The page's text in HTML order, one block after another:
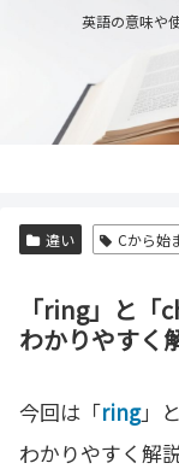
英語の意味や
違い Cから始
「ring」と「
わかりやすく
今回は「ring」
わかりやすく解